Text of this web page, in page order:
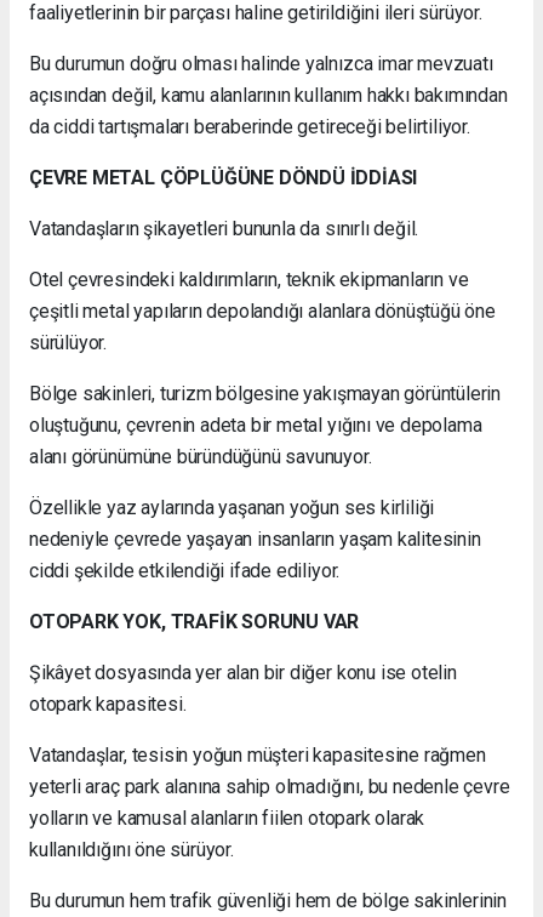
faaliyetlerinin bir parçası haline getirildiğini ileri sürüyor.
Bu durumun doğru olması halinde yalnızca imar mevzuatı
açısından değil, kamu alanlarının kullanım hakkı bakımından
da ciddi tartışmaları beraberinde getireceği belirtiliyor.
ÇEVRE METAL ÇÖPLÜĞÜNE DÖNDÜ İDDİASI
Vatandaşların şikayetleri bununla da sınırlı değil.
Otel çevresindeki kaldırımların, teknik ekipmanların ve
çeşitli metal yapıların depolandığı alanlara dönüştüğü öne
sürülüyor.
Bölge sakinleri, turizm bölgesine yakışmayan görüntülerin
oluştuğunu, çevrenin adeta bir metal yığını ve depolama
alanı görünümüne büründüğünü savunuyor.
Özellikle yaz aylarında yaşanan yoğun ses kirliliği
nedeniyle çevrede yaşayan insanların yaşam kalitesinin
ciddi şekilde etkilendiği ifade ediliyor.
OTOPARK YOK, TRAFİK SORUNU VAR
Şikâyet dosyasında yer alan bir diğer konu ise otelin
otopark kapasitesi.
Vatandaşlar, tesisin yoğun müşteri kapasitesine rağmen
yeterli araç park alanına sahip olmadığını, bu nedenle çevre
yolların ve kamusal alanların fiilen otopark olarak
kullanıldığını öne sürüyor.
Bu durumun hem trafik güvenliği hem de bölge sakinlerinin